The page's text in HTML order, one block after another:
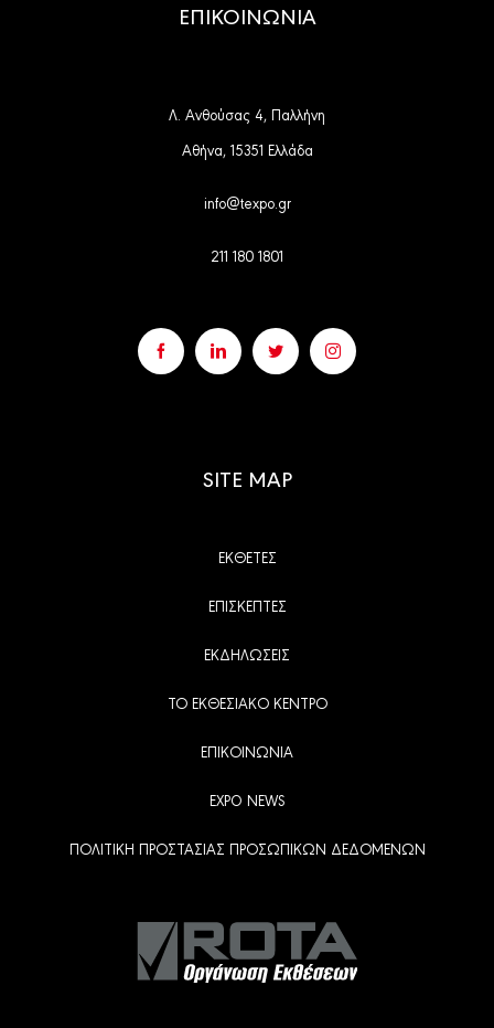
ΕΠΙΚΟΙΝΩΝΙΑ
Λ. Ανθούσας 4, Παλλήνη
Αθήνα, 15351 Ελλάδα
info@texpo.gr
211 180 1801
SITE MAP
ΕΚΘΕΤΕΣ
ΕΠΙΣΚΕΠΤΕΣ
ΕΚΔΗΛΩΣΕΙΣ
ΤΟ ΕΚΘΕΣΙΑΚΟ ΚΕΝΤΡΟ
ΕΠΙΚΟΙΝΩΝΙΑ
EXPO NEWS
ΠΟΛΙΤΙΚΗ ΠΡΟΣΤΑΣΙΑΣ ΠΡΟΣΩΠΙΚΩΝ ΔΕΔΟΜΕΝΩΝ